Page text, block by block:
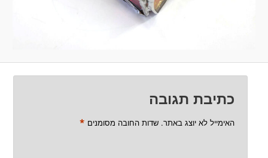
כתיבת תגובה
האימייל לא יוצג באתר. שדות החובה מסומנים *